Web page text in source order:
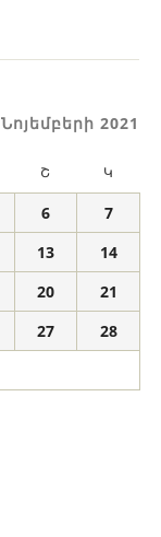
Նոյեմբերի 2021
Շ Կ
6
7
13
14
20
21
27
28